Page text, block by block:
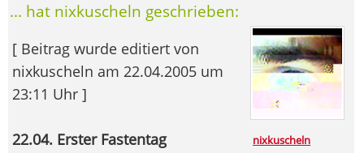
... hat nixkuscheln geschrieben:
nixkuscheln
[ Beitrag wurde editiert von
nixkuscheln am 22.04.2005 um
23:11 Uhr ]
22.04. Erster Fastentag